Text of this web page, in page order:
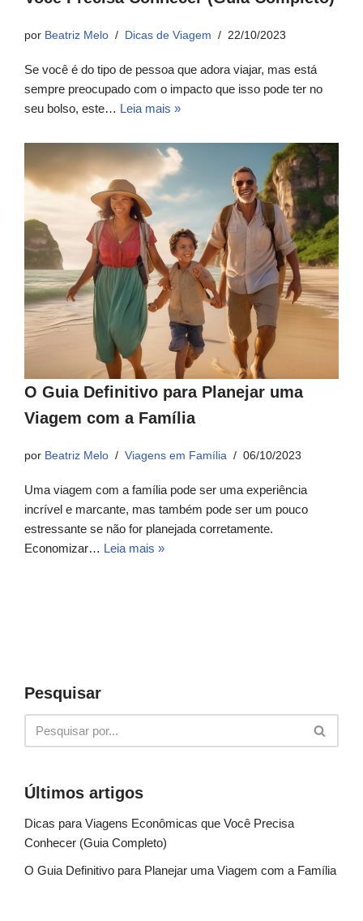
por Beatriz Melo Dicas de Viagem 22/10/2023
Se você é do tipo de pessoa que adora viajar, mas está
sempre preocupado com o impacto que isso pode ter no
seu bolso, este… Leia mais »
O Guia Definitivo para Planejar uma
Viagem com a Família
por Beatriz Melo Viagens em Família 06/10/2023
Uma viagem com a família pode ser uma experiência
incrível e marcante, mas também pode ser um pouco
estressante se não for planejada corretamente.
Economizar… Leia mais »
Pesquisar
Últimos artigos
Dicas para Viagens Econômicas que Você Precisa
Conhecer (Guia Completo)
O Guia Definitivo para Planejar uma Viagem com a Família